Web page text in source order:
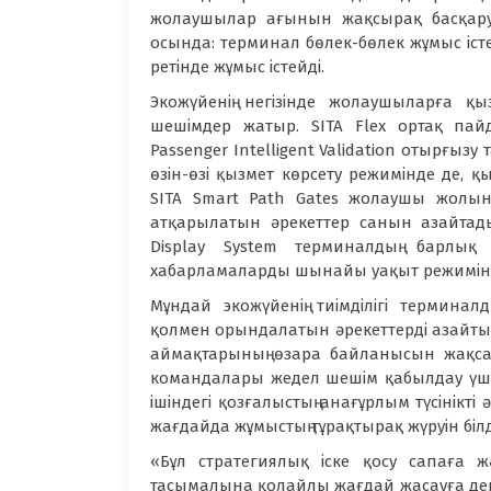
жолаушылар ағынын жақсырақ
осында: терминал бөлек-бөлек жұмыс
ретінде жұмыс істейді.
Экожүйенің негізінде жолаушыларға
шешімдер жатыр. SITA Flex ортақ
Passenger Intelligent Validation отырғызу
өзін-өзі қызмет көрсету режимінде де,
SITA Smart Path Gates жолаушы
атқарылатын әрекеттер санын
Display System терминалдың
хабарламаларды шынайы уақыт
Мұндай экожүйенің тиімділігі
қолмен орындалатын әрекеттерді
аймақтарының өзара байланысын
командалары жедел шешім қабылдау
ішіндегі қозғалыстың анағұрлым
жағдайда жұмыстың тұрақтырақ жүруін
«Бұл стратегиялық іске қосу
тасымалына қолайлы жағдай жасауға